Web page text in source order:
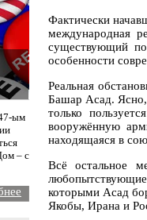
ым
– с
Фактически
международная
существующий
особенности
Реальная
Башар Асад. Ясно,
только
вооружённую
находящаяся в
Всё остальное
которыми Асад
Якобы, Ирана и